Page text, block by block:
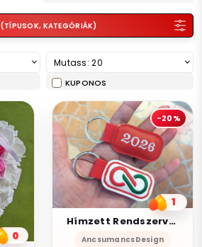
(TÍPUSOK, KATEGÓRIÁK)
Mutass: 20
KUPONOS
0
-20%
1
Hímzett Rendszerváltás 2026 kulcstartó piros
AncsumancsDesign